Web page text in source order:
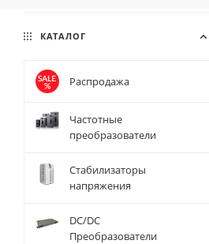
КАТАЛОГ
Распродажа
Частотные
преобразователи
Стабилизаторы
напряжения
DC/DC
Преобразователи